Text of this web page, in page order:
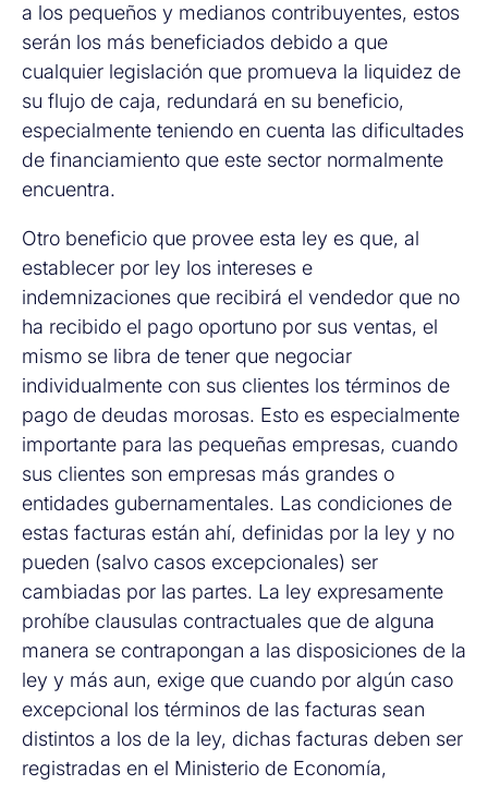
a los pequeños y medianos contribuyentes, estos
serán los más beneficiados debido a que
cualquier legislación que promueva la liquidez de
su flujo de caja, redundará en su beneficio,
especialmente teniendo en cuenta las dificultades
de financiamiento que este sector normalmente
encuentra.
Otro beneficio que provee esta ley es que, al
establecer por ley los intereses e
indemnizaciones que recibirá el vendedor que no
ha recibido el pago oportuno por sus ventas, el
mismo se libra de tener que negociar
individualmente con sus clientes los términos de
pago de deudas morosas. Esto es especialmente
importante para las pequeñas empresas, cuando
sus clientes son empresas más grandes o
entidades gubernamentales. Las condiciones de
estas facturas están ahí, definidas por la ley y no
pueden (salvo casos excepcionales) ser
cambiadas por las partes. La ley expresamente
prohíbe clausulas contractuales que de alguna
manera se contrapongan a las disposiciones de la
ley y más aun, exige que cuando por algún caso
excepcional los términos de las facturas sean
distintos a los de la ley, dichas facturas deben ser
registradas en el Ministerio de Economía,